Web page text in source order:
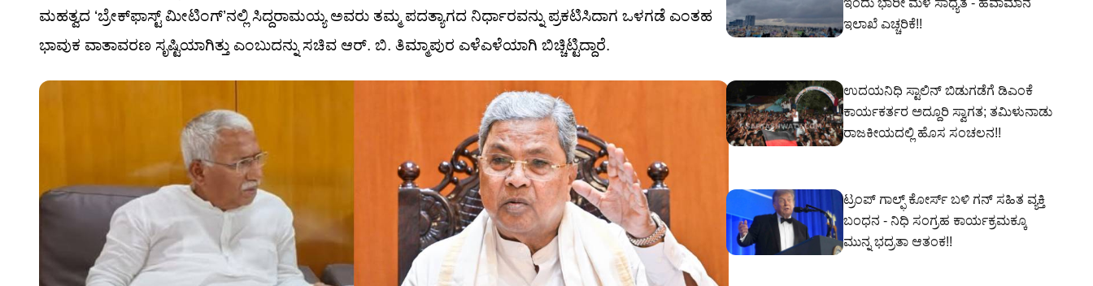
ಮಹತ್ವದ ‘ಬ್ರೇಕ್​ಫಾಸ್ಟ್​ ಮೀಟಿಂಗ್’ನಲ್ಲಿ ಸಿದ್ದರಾಮಯ್ಯ ಅವರು ತಮ್ಮ ಪದತ್ಯಾಗದ ನಿರ್ಧಾರವನ್ನು ಪ್ರಕಟಿಸಿದಾಗ ಒಳಗಡೆ ಎಂತಹ
ಭಾವುಕ ವಾತಾವರಣ ಸೃಷ್ಟಿಯಾಗಿತ್ತು ಎಂಬುದನ್ನು ಸಚಿವ ಆರ್. ಬಿ. ತಿಮ್ಮಾಪುರ ಎಳೆಎಳೆಯಾಗಿ ಬಿಚ್ಚಿಟ್ಟಿದ್ದಾರೆ.
ಇಂದು ಭಾರೀ ಮಳೆ ಸಾಧ್ಯತೆ - ಹವಾಮಾನ
ಇಲಾಖೆ ಎಚ್ಚರಿಕೆ!!
ಉದಯನಿಧಿ ಸ್ಟಾಲಿನ್ ಬಿಡುಗಡೆಗೆ ಡಿಎಂಕೆ
ಕಾರ್ಯಕರ್ತರ ಅದ್ದೂರಿ ಸ್ವಾಗತ; ತಮಿಳುನಾಡು
ರಾಜಕೀಯದಲ್ಲಿ ಹೊಸ ಸಂಚಲನ!!
ಟ್ರಂಪ್ ಗಾಲ್ಫ್ ಕೋರ್ಸ್ ಬಳಿ ಗನ್‌ ಸಹಿತ ವ್ಯಕ್ತಿ
ಬಂಧನ - ನಿಧಿ ಸಂಗ್ರಹ ಕಾರ್ಯಕ್ರಮಕ್ಕೂ
ಮುನ್ನ ಭದ್ರತಾ ಆತಂಕ!!